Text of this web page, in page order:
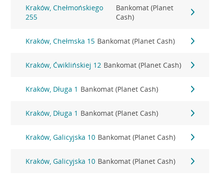
Kraków, Chełmońskiego
255
Bankomat (Planet
Cash)
Kraków, Chełmska 15 Bankomat (Planet Cash)
Kraków, Ćwiklińskiej 12 Bankomat (Planet Cash)
Kraków, Długa 1 Bankomat (Planet Cash)
Kraków, Długa 1 Bankomat (Planet Cash)
Kraków, Galicyjska 10 Bankomat (Planet Cash)
Kraków, Galicyjska 10 Bankomat (Planet Cash)